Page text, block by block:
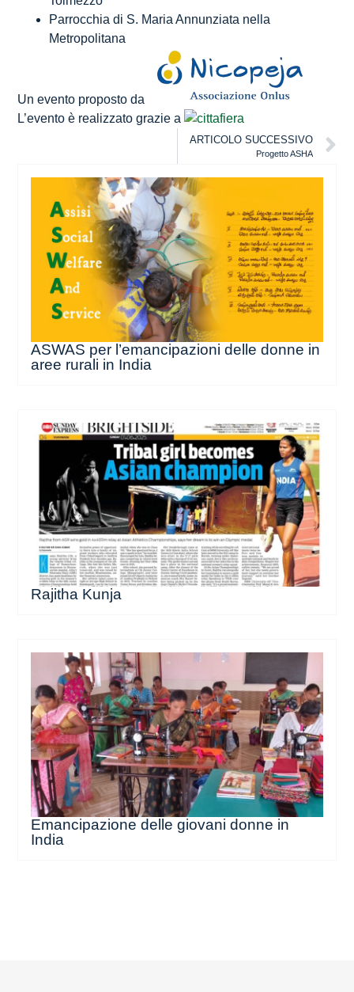
Parrocchia di S. Maria Annunziata nella
Metropolitana
Un evento proposto da
L’evento è realizzato grazie a
ARTICOLO SUCCESSIVO
Progetto ASHA
ASWAS per l’emancipazioni delle donne in
aree rurali in India
Rajitha Kunja
Emancipazione delle giovani donne in
India